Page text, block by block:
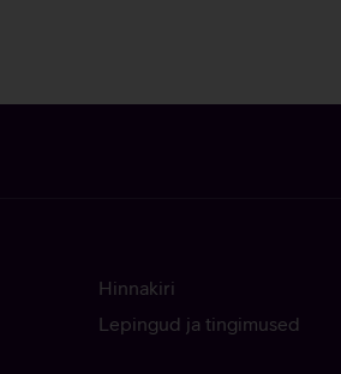
Hinnakiri
Lepingud ja tingimused